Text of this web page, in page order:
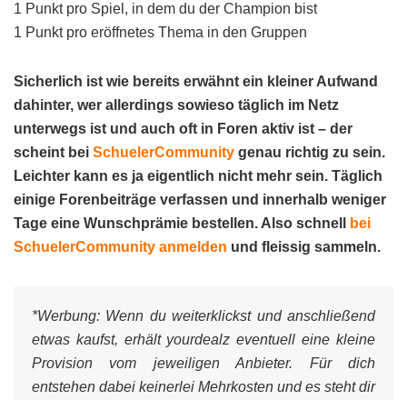
1 Punkt pro Spiel, in dem du der Champion bist
1 Punkt pro eröffnetes Thema in den Gruppen
Sicherlich ist wie bereits erwähnt ein kleiner Aufwand
dahinter, wer allerdings sowieso täglich im Netz
unterwegs ist und auch oft in Foren aktiv ist – der
scheint bei SchuelerCommunity genau richtig zu sein.
Leichter kann es ja eigentlich nicht mehr sein. Täglich
einige Forenbeiträge verfassen und innerhalb weniger
Tage eine Wunschprämie bestellen. Also schnell
bei
SchuelerCommunity anmelden und fleissig sammeln.
*Werbung: Wenn du weiterklickst und anschließend
etwas kaufst, erhält yourdealz eventuell eine kleine
Provision vom jeweiligen Anbieter. Für dich
entstehen dabei keinerlei Mehrkosten und es steht dir